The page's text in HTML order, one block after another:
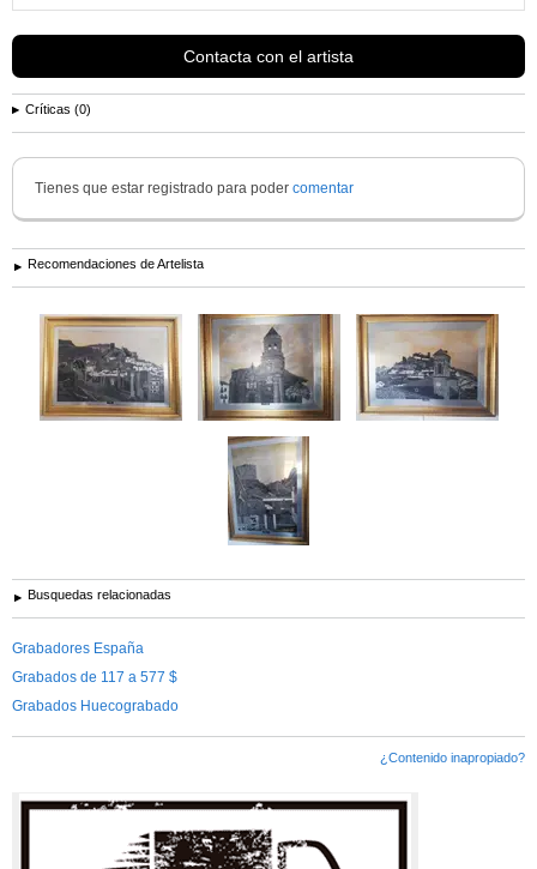
Contacta con el artista
Críticas (0)
Tienes que estar registrado para poder comentar
Recomendaciones de Artelista
Busquedas relacionadas
Grabadores España
Grabados de 117 a 577 $
Grabados Huecograbado
¿Contenido inapropiado?